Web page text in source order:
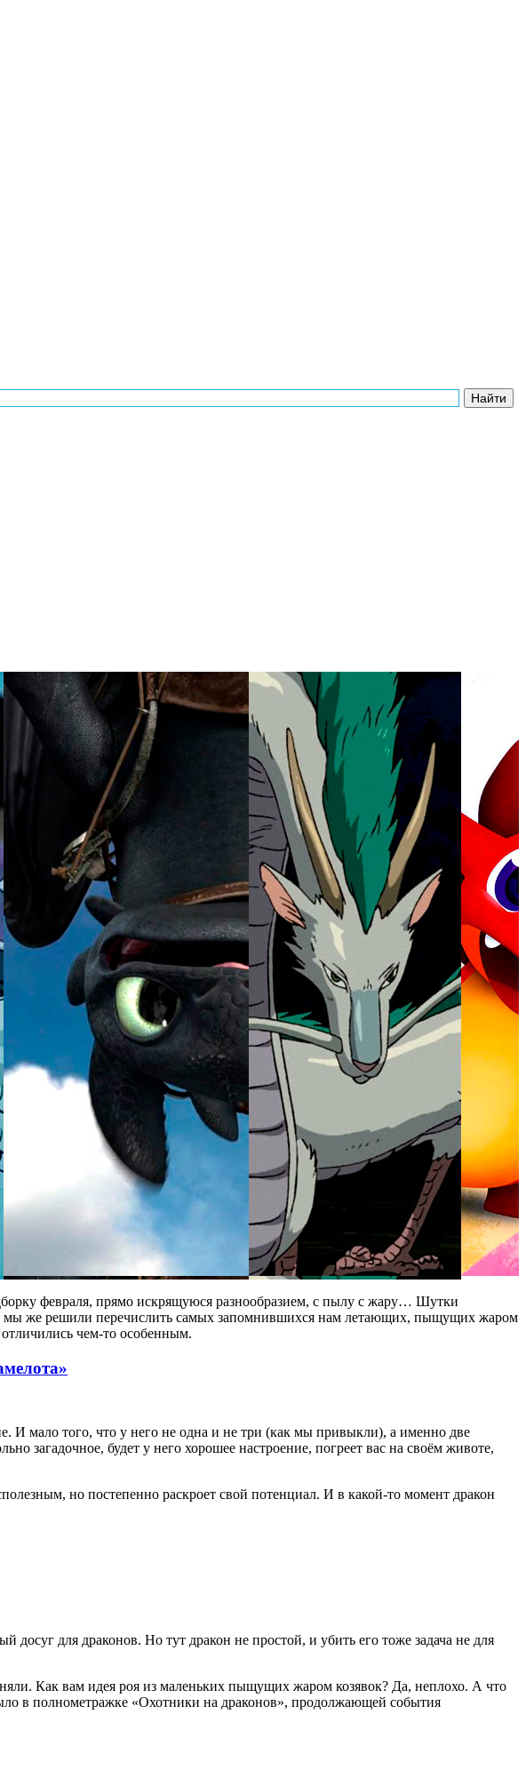
февраля, прямо искрящуюся разнообразием, с пылу с жару… Шутки
мы же решили перечислить самых запомнившихся нам летающих, пыщущих жаром
чем-то особенным.
И мало того, что у него не одна и не три (как мы привыкли), а именно две
загадочное, будет у него хорошее настроение, погреет вас на своём животе,
но постепенно раскроет свой потенциал. И в какой-то момент дракон
для драконов. Но тут дракон не простой, и убить его тоже задача не для
Как вам идея роя из маленьких пыщущих жаром козявок? Да, неплохо. А что
в полнометражке «Охотники на драконов», продолжающей события